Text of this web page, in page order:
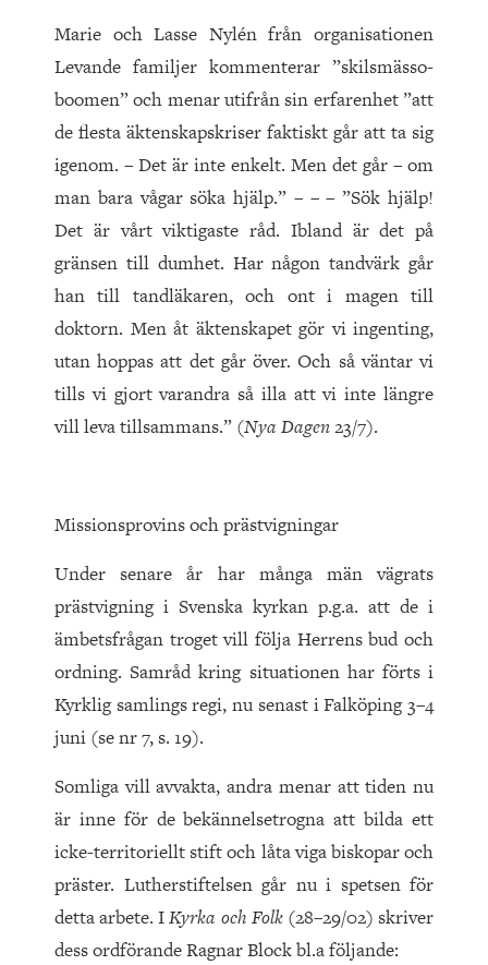
Marie och Lasse Nylén från organisationen
Levande familjer kommenterar ”skilsmässo-
boomen” och menar utifrån sin erfarenhet ”att
de flesta äktenskapskriser faktiskt går att ta sig
igenom. – Det är inte enkelt. Men det går – om
man bara vågar söka hjälp.” – – – ”Sök hjälp!
Det är vårt viktigaste råd. Ibland är det på
gränsen till dumhet. Har någon tandvärk går
han till tandläkaren, och ont i magen till
doktorn. Men åt äktenskapet gör vi ingenting,
utan hoppas att det går över. Och så väntar vi
tills vi gjort varandra så illa att vi inte längre
vill leva tillsammans.” (Nya Dagen23/7).
Missionsprovins och prästvigningar
Under senare år har många män vägrats
prästvigning i Svenska kyrkan p.g.a. att de i
ämbetsfrågan troget vill följa Herrens bud och
ordning. Samråd kring situationen har förts i
Kyrklig samlings regi, nu senast i Falköping 3–4
juni (se nr 7, s. 19).
Somliga vill avvakta, andra menar att tiden nu
är inne för de bekännelsetrogna att bilda ett
icke-territoriellt stift och låta viga biskopar och
präster. Lutherstiftelsen går nu i spetsen för
detta arbete. IKyrka och Folk (28–29/02) skriver
dess ordförande Ragnar Block bl.a följande: